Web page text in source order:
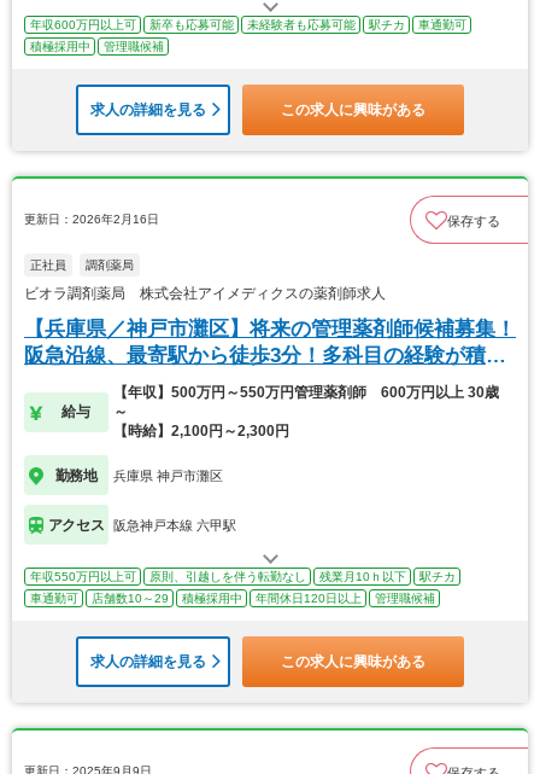
年収600万円以上可 新卒も応募可能 未経験者も応募可能 駅チカ
車通勤可
積極採用中
管理職候補
求人の詳細を見る この求人に興味がある
更新日：2026年2月16日 保存する
正社員 調剤薬局
ビオラ調剤薬局 株式会社アイメディクスの薬剤師求人
【兵庫県／神戸市灘区】将来の管理薬剤師候補募集！
阪急沿線、最寄駅から徒歩3分！多科目の経験が積め
給与
【年収】500万円～550万円管理薬剤師 600万円以上 30歳
～
【時給】2,100円～2,300円
勤務地 兵庫県 神戸市灘区
アクセス 阪急神戸本線 六甲駅
年収550万円以上可 原則、引越しを伴う転勤なし 残業月10ｈ以下
駅チカ
車通勤可
店舗数10～29 積極採用中 年間休日120日以上 管理職候補
求人の詳細を見る この求人に興味がある
更新日：2025年9月9日